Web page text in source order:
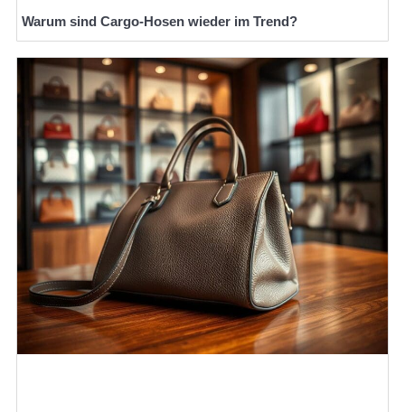
Warum sind Cargo-Hosen wieder im Trend?